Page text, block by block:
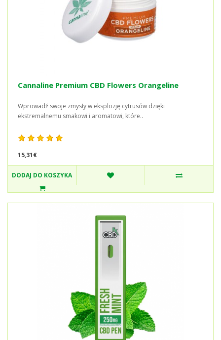
Cannaline Premium CBD Flowers Orangeline
Wprowadź swoje zmysły w eksplozję cytrusów dzięki
ekstremalnemu smakowi i aromatowi, które..
15,31€
DODAJ DO KOSZYKA